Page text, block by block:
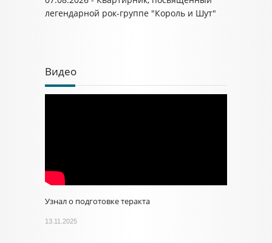
легендарной рок-группе "Король и Шут"
Видео
Узнал о подготовке теракта
13.11.2025